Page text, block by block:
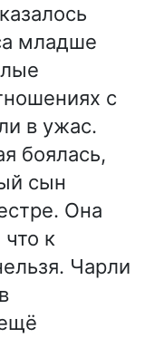
младше
с
в ужас.
боялась,
сын
Она
к
Чарли